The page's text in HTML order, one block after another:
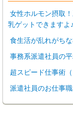
女性ホルモン摂取
乳ゲットできますよ♪
食生活が乱れがち
事務系派遣社員の
超スピード仕事術
派遣社員のお仕事